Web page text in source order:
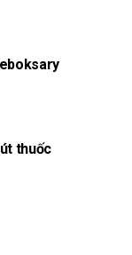
thuốc